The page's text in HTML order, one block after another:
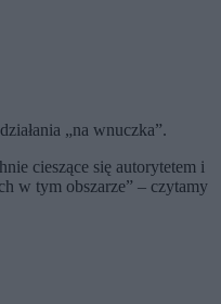
„na wnuczka”.
cieszące się autorytetem i
w tym obszarze” – czytamy